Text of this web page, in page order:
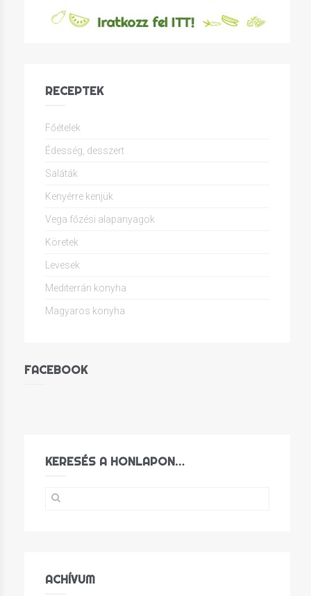
RECEPTEK
Főételek
Édesség, desszert
Saláták
Kenyérre kenjük
Vega főzési alapanyagok
Köretek
Levesek
Mediterrán konyha
Magyaros konyha
FACEBOOK
KERESÉS A HONLAPON…
ACHÍVUM